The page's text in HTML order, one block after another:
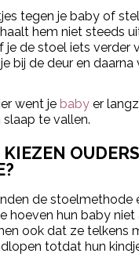
tegen je baby of
hem niet steeds
je de stoel iets verder
bij de deur en
went je baby er
te vallen.
de stoelmethode
hoeven hun baby niet
ook dat ze telkens
totdat hun